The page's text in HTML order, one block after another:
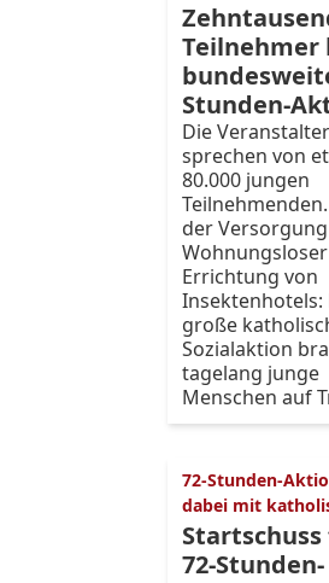
Teilnehmer
Stunden-
Die Veranstalter
sprechen von
80.000 jungen
der Versorgung
Errichtung von
Insektenhotels:
große
Sozialaktion
tagelang junge
Menschen auf
72-Stunden-
dabei mit
72-Stunden-